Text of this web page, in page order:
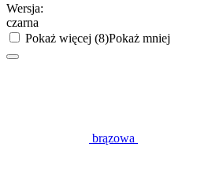
Wersja:
czarna
Pokaż więcej (8)Pokaż mniej
brązowa